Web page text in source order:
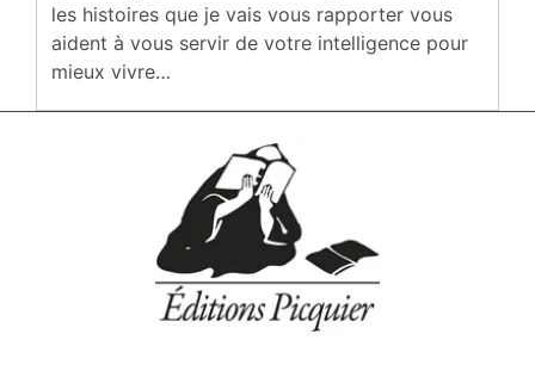
les histoires que je vais vous rapporter vous
aident à vous servir de votre intelligence pour
mieux vivre…